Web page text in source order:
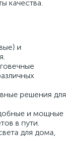
качества.
и
решения для
и мощные
в пути.
для дома,